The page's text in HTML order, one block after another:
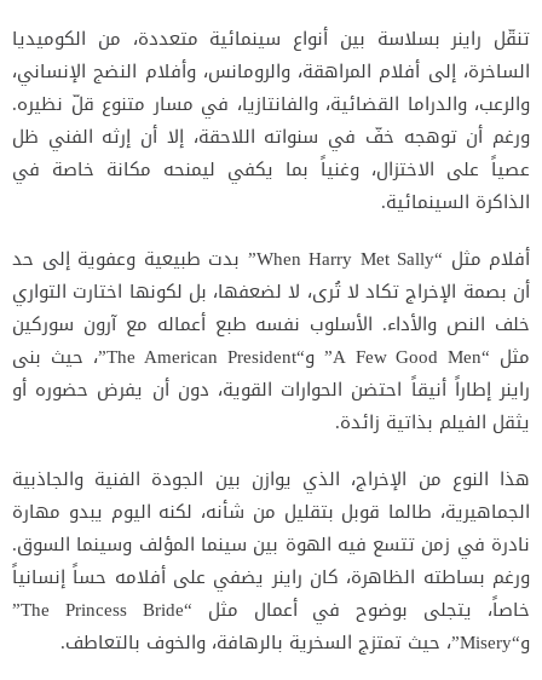
تنقّل راينر بسلاسة بين أنواع سينمائية متعددة، من الكوميديا
الساخرة، إلى أفلام المراهقة، والرومانس، وأفلام النضج الإنساني،
والرعب، والدراما القضائية، والفانتازيا، في مسار متنوع قلّ نظيره.
ورغم أن توهجه خفّ في سنواته اللاحقة، إلا أن إرثه الفني ظل
عصياً على الاختزال، وغنياً بما يكفي ليمنحه مكانة خاصة في
الذاكرة السينمائية.
أفلام مثل “When Harry Met Sally” بدت طبيعية وعفوية إلى حد
أن بصمة الإخراج تكاد لا تُرى، لا لضعفها، بل لكونها اختارت التواري
خلف النص والأداء. الأسلوب نفسه طبع أعماله مع آرون سوركين
مثل “A Few Good Men” و“The American President”، حيث بنى
راينر إطاراً أنيقاً احتضن الحوارات القوية، دون أن يفرض حضوره أو
يثقل الفيلم بذاتية زائدة.
هذا النوع من الإخراج، الذي يوازن بين الجودة الفنية والجاذبية
الجماهيرية، طالما قوبل بتقليل من شأنه، لكنه اليوم يبدو مهارة
نادرة في زمن تتسع فيه الهوة بين سينما المؤلف وسينما السوق.
ورغم بساطته الظاهرة، كان راينر يضفي على أفلامه حساً إنسانياً
خاصاً، يتجلى بوضوح في أعمال مثل “The Princess Bride”
و“Misery”، حيث تمتزج السخرية بالرهافة، والخوف بالتعاطف.